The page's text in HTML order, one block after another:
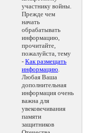
участнику войны.
Прежде чем
начать
обрабатывать
информацию,
прочитайте,
пожалуйста, тему
- Как размещать
информацию.
Любая Ваша
дополнительная
информация очень
важна для
увековечивания
памяти
защитников